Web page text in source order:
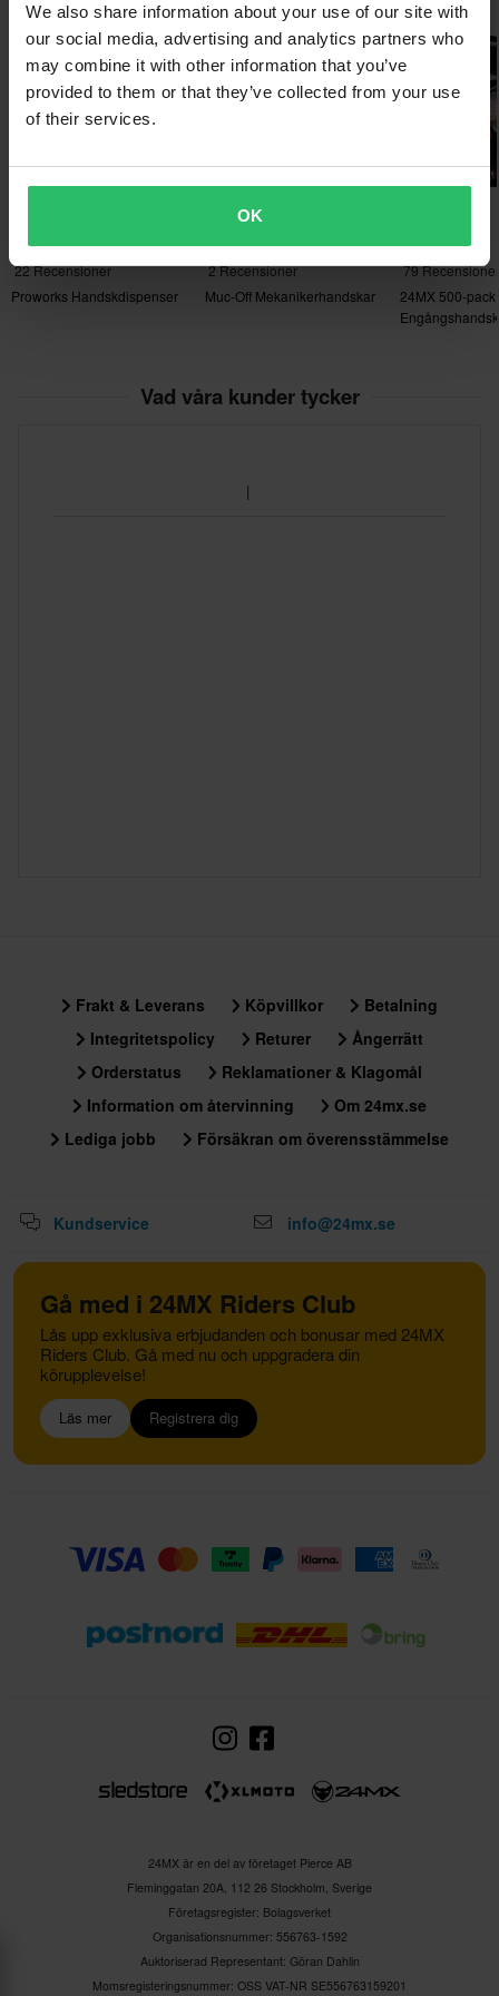
We also share information about your use of our site with
our social media, advertising and analytics partners who
may combine it with other information that you’ve
provided to them or that they’ve collected from your use
of their services.
OK
22 Recensioner
Proworks Handskdispenser
Superpris!
95 kr -47%
2 Recensioner
Muc-Off Mekanikerhandskar
Superpris!
79 Recensioner
24MX 500-pack
Vad våra kunder tycker
Frakt & Leverans Köpvillkor
Betalning
Integritetspolicy
Returer
Ångerrätt
Orderstatus
Reklamationer & Klagomål
Information om återvinning
Om 24mx.se
Lediga jobb
Försäkran om överensstämmelse
Kundservice info@24mx.se
Gå med i 24MX Riders Club
Lås upp exklusiva erbjudanden och bonusar med 24MX
Riders Club. Gå med nu och uppgradera din
körupplevelse!
Läs mer Registrera dig
24MX är en del av företaget Pierce AB
Fleminggatan 20A, 112 26 Stockholm, Sverige
Företagsregister: Bolagsverket
Organisationsnummer: 556763-1592
Auktoriserad Representant: Göran Dahlin
Momsregisteringsnummer: OSS VAT-NR SE556763159201